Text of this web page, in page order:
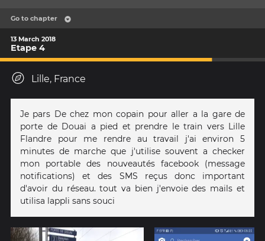
Go to chapter
13 March 2018
Etape 4
Lille, France
Je pars De chez mon copain pour aller a la gare de
porte de Douai a pied et prendre le train vers Lille
Flandre pour me rendre au travail j'ai environ 5
minutes de marche que j'utilise souvent a checker
mon portable des nouveautés facebook (message
notifications) et des SMS reçus donc important
d'avoir du réseau. tout va bien j'envoie des mails et
utilisa lappli sans souci